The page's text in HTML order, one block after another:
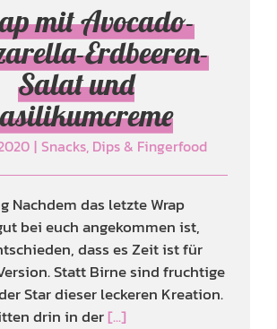
mit Avocado-
Erdbeeren-
Salat und
| Snacks, Dips & Fingerfood
Nachdem das letzte Wrap
bei euch angekommen ist,
dass es Zeit ist für
Statt Birne sind fruchtige
Star dieser leckeren Kreation.
drin in der[...]